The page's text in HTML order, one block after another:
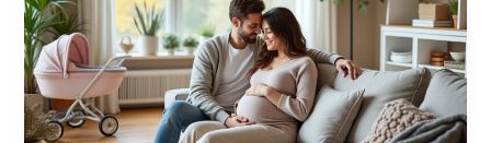
une
plateforme
innovante
pour
accompagner
les